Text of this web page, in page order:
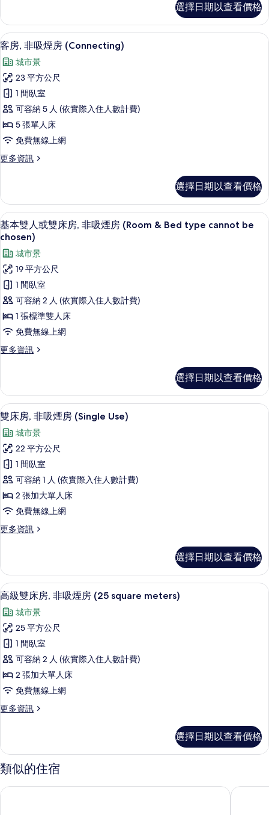
所
有
相
片
房,
非
吸
房
的
詳
情
選擇日期以查看價格
顯
示
客
房,
非
吸
煙
房
(Connecting)
所
有
相
片
客房, 非吸煙房 (Connecting) | 羽絨
15
客房, 非吸煙房 (Connecting)
城市景
23 平方公尺
1 間臥室
可容納 5 人 (依實際入住人數計費)
5 張單人床
免費無線上網
更多資訊
更
非
吸
煙
房
(Connecting)
的
詳
情
選擇日期以查看價格
顯
示
基
本
雙
人
或
雙
床
吸
煙
房
(Room
&
Bed
type
cannot
be
chosen)
的
有
相
片
7
基本雙人或雙床房, 非吸煙房 (Room & Bed type cannot be
chosen)
城市景
19 平方公尺
1 間臥室
可容納 2 人 (依實際入住人數計費)
1 張標準雙人床
免費無線上網
更多資訊
更
雙
人
或
床
房,
非
吸
煙
房
(Room
&
type
chosen)
的
詳
情
選擇日期以查看價格
顯
示
雙
床
房,
非
吸
煙
房
的
所
有
相
片
羽絨被、客房內保險箱、書桌、遮光
8
雙床房, 非吸煙房 (Single Use)
城市景
22 平方公尺
1 間臥室
可容納 1 人 (依實際入住人數計費)
2 張加大單人床
免費無線上網
更多資訊
更
房,
非
吸
房
(Single
Use)
的
詳
情
選擇日期以查看價格
顯
示
高
級
雙
床
房,
非
吸
房
(25
square
meters)
高級雙床房, 非吸煙房 (25 square
10
高級雙床房, 非吸煙房 (25 square meters)
城市景
25 平方公尺
1 間臥室
可容納 2 人 (依實際入住人數計費)
2 張加大單人床
免費無線上網
更多資訊
更
雙
床
房,
吸
選擇日期以查看價格
類似的住宿
阪急大阪龍仕柏飯店 Candeo